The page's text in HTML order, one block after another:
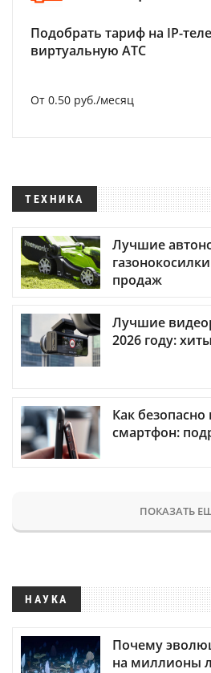
Подобрать тариф на IP-
виртуальную АТС
От 0.50 руб./месяц
ТЕХНИКА
Лучшие
продаж
Лучшие
2026 году:
Как
смартфон:
ПОКАЗАТЬ
НАУКА
Почему
на миллионы